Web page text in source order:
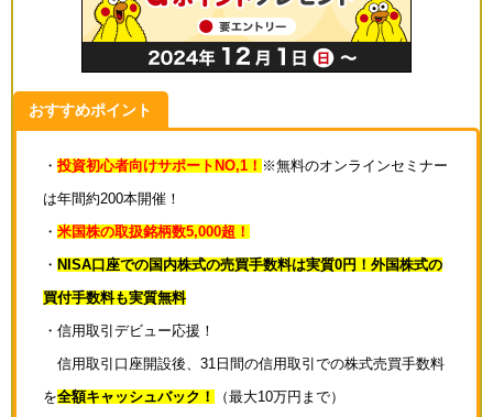
おすすめポイント
・ 投資初心者向けサポートNO,1！ ※無料のオンラインセミナー
は年間約200本開催！
・ 米国株の取扱銘柄数5,000超！
・ NISA口座での国内株式の売買手数料は実質0円！外国株式の
買付手数料も実質無料
・信用取引デビュー応援！
信用取引口座開設後、31日間の信用取引での株式売買手数料
を全額キャッシュバック！ （最大10万円まで）